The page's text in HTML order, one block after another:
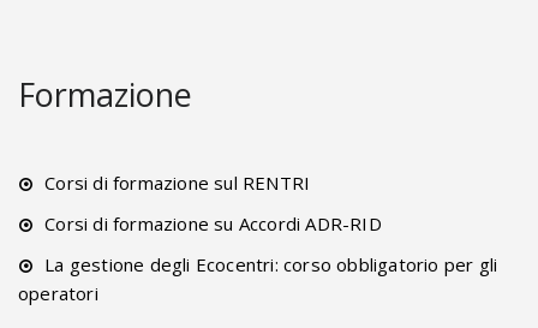
Formazione
Corsi di formazione sul RENTRI
Corsi di formazione su Accordi ADR-RID
La gestione degli Ecocentri: corso obbligatorio per gli
operatori